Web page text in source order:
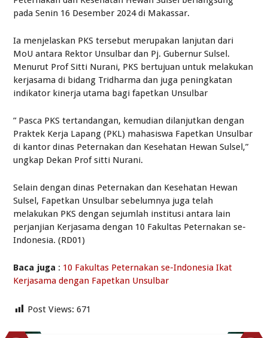
pada Senin 16 Desember 2024 di Makassar.
Ia menjelaskan PKS tersebut merupakan lanjutan dari
MoU antara Rektor Unsulbar dan Pj. Gubernur Sulsel.
Menurut Prof Sitti Nurani, PKS bertujuan untuk melakukan
kerjasama di bidang Tridharma dan juga peningkatan
indikator kinerja utama bagi fapetkan Unsulbar
” Pasca PKS tertandangan, kemudian dilanjutkan dengan
Praktek Kerja Lapang (PKL) mahasiswa Fapetkan Unsulbar
di kantor dinas Peternakan dan Kesehatan Hewan Sulsel,”
ungkap Dekan Prof sitti Nurani.
Selain dengan dinas Peternakan dan Kesehatan Hewan
Sulsel, Fapetkan Unsulbar sebelumnya juga telah
melakukan PKS dengan sejumlah institusi antara lain
perjanjian Kerjasama dengan 10 Fakultas Peternakan se-
Indonesia. (RD01)
Baca juga : 10 Fakultas Peternakan se-Indonesia Ikat
Kerjasama dengan Fapetkan Unsulbar
Post Views:671